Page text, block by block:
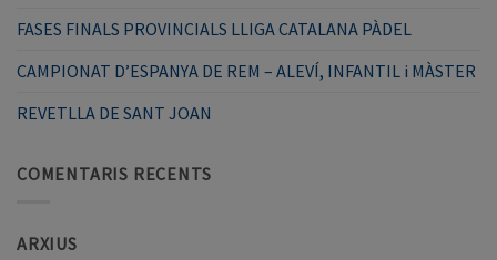
FASES FINALS PROVINCIALS LLIGA CATALANA PÀDEL
CAMPIONAT D’ESPANYA DE REM – ALEVÍ, INFANTIL i MÀSTER
REVETLLA DE SANT JOAN
COMENTARIS RECENTS
ARXIUS